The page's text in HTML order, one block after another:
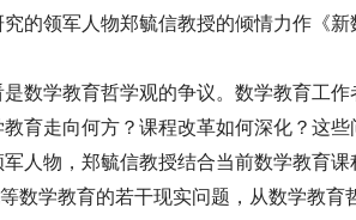
的领军人物郑毓信教授的倾情力作《新
数学教育哲学观的争议。数学教育工作
育走向何方？课程改革如何深化？这些
人物，郑毓信教授结合当前数学教育课
数学教育的若干现实问题，从数学教育